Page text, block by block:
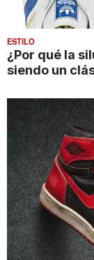
ESTILO
¿Por qué la
siendo un